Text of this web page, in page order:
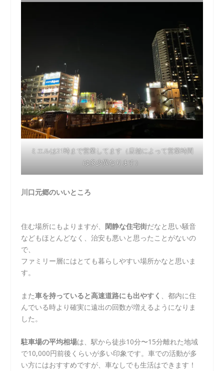
ミエルは21時まで営業してます（店舗によって営業時間
は多少異なります）
川口元郷のいいところ
住む場所にもよりますが、 閑静な住宅街だなと思い騒音
などもほとんどなく、治安も悪いと思ったことがないの
で、
ファミリー層にはとても暮らしやすい場所かなと思いま
す。
また車を持っていると高速道路にも出やすく 、都内に住
んでいる時より確実に遠出の回数が増えるようになりま
した。
駐車場の平均相場は、駅から徒歩10分〜15分離れた地域
で10,000円前後くらいが多い印象です。車での活動が多
い方にはおすすめですが、車なしでも生活はできます！